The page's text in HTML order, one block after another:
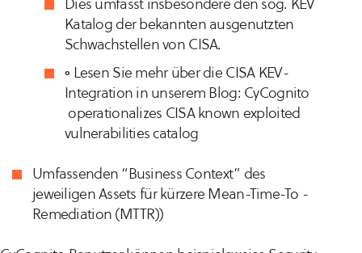
Katalog der bekannten ausgenutzten
Schwachstellen von CISA.
○ Lesen Sie mehr über die CISA KEV-
Integration in unserem Blog: CyCognito
operationalizes CISA known exploited
vulnerabilities catalog
Umfassenden “Business Context” des
jeweiligen Assets für kürzere Mean-Time-To -
Remediation (MTTR))